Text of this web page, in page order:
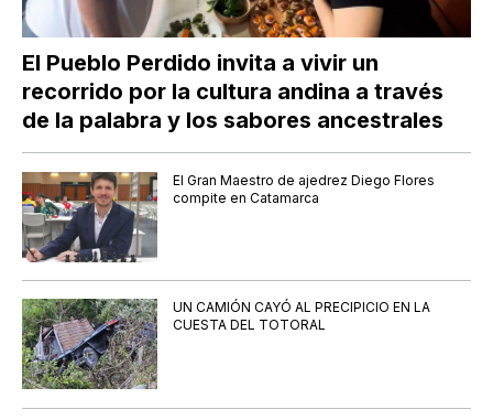
El Pueblo Perdido invita a vivir un
recorrido por la cultura andina a través
de la palabra y los sabores ancestrales
El Gran Maestro de ajedrez Diego Flores
compite en Catamarca
UN CAMIÓN CAYÓ AL PRECIPICIO EN LA
CUESTA DEL TOTORAL